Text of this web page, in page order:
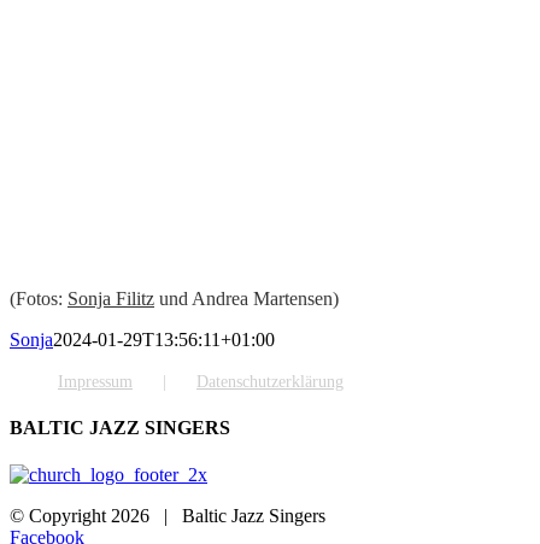
(Fotos: Sonja Filitz und Andrea Martensen)
Sonja2024-01-29T13:56:11+01:00
Impressum Datenschutzerklärung
BALTIC JAZZ SINGERS
© Copyright 2026 | Baltic Jazz Singers
Facebook